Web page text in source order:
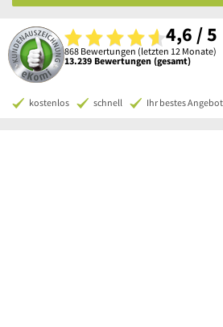
4,6 / 5
868 Bewertungen (letzten 12 Monate)
13.239 Bewertungen (gesamt)
kostenlos schnell Ihr bestes Angebot